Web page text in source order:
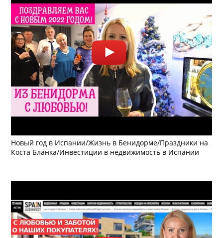
Новый год в Испании/Жизнь в Бенидорме/Праздники на
Коста Бланка/Инвестиции в недвижимость в Испании